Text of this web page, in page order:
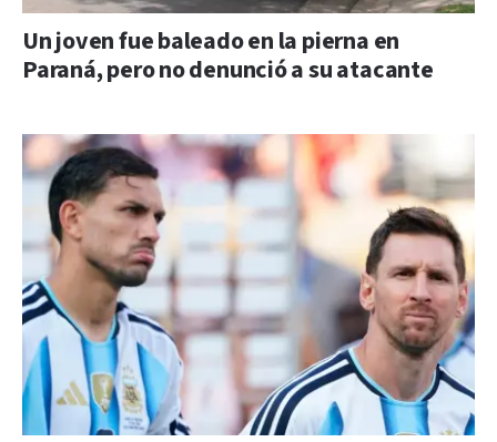
Un joven fue baleado en la pierna en
Paraná, pero no denunció a su atacante